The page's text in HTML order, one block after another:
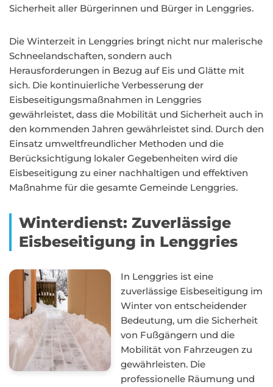
Sicherheit aller Bürgerinnen und Bürger in Lenggries.
Die Winterzeit in Lenggries bringt nicht nur malerische
Schneelandschaften, sondern auch
Herausforderungen in Bezug auf Eis und Glätte mit
sich. Die kontinuierliche Verbesserung der
Eisbeseitigungsmaßnahmen in Lenggries
gewährleistet, dass die Mobilität und Sicherheit auch in
den kommenden Jahren gewährleistet sind. Durch den
Einsatz umweltfreundlicher Methoden und die
Berücksichtigung lokaler Gegebenheiten wird die
Eisbeseitigung zu einer nachhaltigen und effektiven
Maßnahme für die gesamte Gemeinde Lenggries.
Winterdienst: Zuverlässige
Eisbeseitigung in Lenggries
In Lenggries ist eine
zuverlässige Eisbeseitigung im
Winter von entscheidender
Bedeutung, um die Sicherheit
von Fußgängern und die
Mobilität von Fahrzeugen zu
gewährleisten. Die
professionelle Räumung und